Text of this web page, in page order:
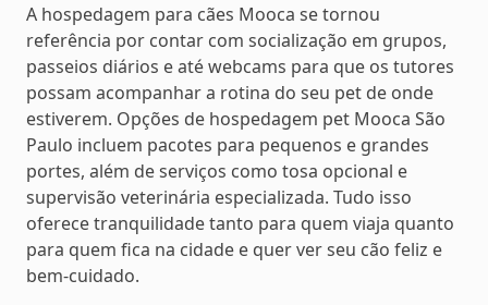
A hospedagem para cães Mooca se tornou
referência por contar com socialização em grupos,
passeios diários e até webcams para que os tutores
possam acompanhar a rotina do seu pet de onde
estiverem. Opções de hospedagem pet Mooca São
Paulo incluem pacotes para pequenos e grandes
portes, além de serviços como tosa opcional e
supervisão veterinária especializada. Tudo isso
oferece tranquilidade tanto para quem viaja quanto
para quem fica na cidade e quer ver seu cão feliz e
bem-cuidado.